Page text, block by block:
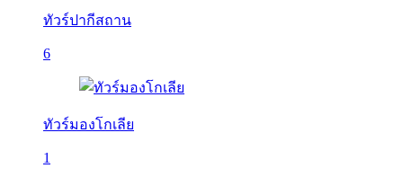
ทัวร์ปากีสถาน
6
ทัวร์มองโกเลีย
1